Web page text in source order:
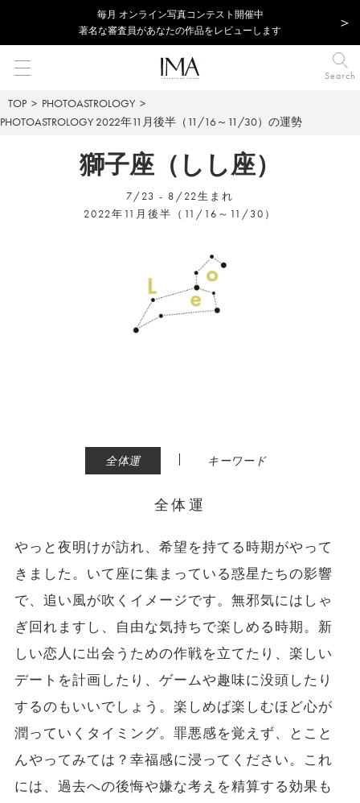
毎⽉ オンライン写真コンテスト開催中
著名な審査員があなたの作品をレビューします
Search
TOP
PHOTOASTROLOGY
PHOTOASTROLOGY 2022年11月後半（11/16～11/30）の運勢
獅子座（しし座）
7/23 - 8/22生まれ
2022年11月後半（11/16～11/30）
全体運 | キーワード
全体運
やっと夜明けが訪れ、希望を持てる時期がやって
きました。いて座に集まっている惑星たちの影響
で、追い風が吹くイメージです。無邪気にはしゃ
ぎ回れますし、自由な気持ちで楽しめる時期。新
しい恋人に出会うための作戦を立てたり、楽しい
デートを計画したり、ゲームや趣味に没頭したり
するのもいいでしょう。楽しめば楽しむほど心が
潤っていくタイミング。罪悪感を覚えず、とこと
んやってみては？幸福感に浸ってください。これ
には、過去への後悔や嫌な考えを精算する効果も